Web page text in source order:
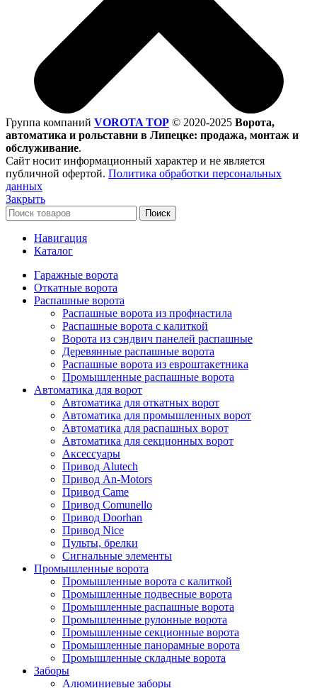
Группа компаний VOROTA TOP © 2020-2025 Ворота,
автоматика и рольставни в Липецке: продажа, монтаж и
обслуживание.
Сайт носит информационный характер и не является
публичной офертой. Политика обработки персональных
данных
Закрыть
Поиск
Навигация
Каталог
Гаражные ворота
Откатные ворота
Распашные ворота
Распашные ворота из профнастила
Распашные ворота с калиткой
Ворота из сэндвич панелей распашные
Деревянные распашные ворота
Распашные ворота из евроштакетника
Промышленные распашные ворота
Автоматика для ворот
Автоматика для откатных ворот
Автоматика для промышленных ворот
Автоматика для распашных ворот
Автоматика для секционных ворот
Аксессуары
Привод Alutech
Привод An-Motors
Привод Came
Привод Comunello
Привод Doorhan
Привод Nice
Пульты, брелки
Сигнальные элементы
Промышленные ворота
Промышленные ворота с калиткой
Промышленные подвесные ворота
Промышленные распашные ворота
Промышленные рулонные ворота
Промышленные секционные ворота
Промышленные панорамные ворота
Промышленные складные ворота
Заборы
Алюминиевые заборы